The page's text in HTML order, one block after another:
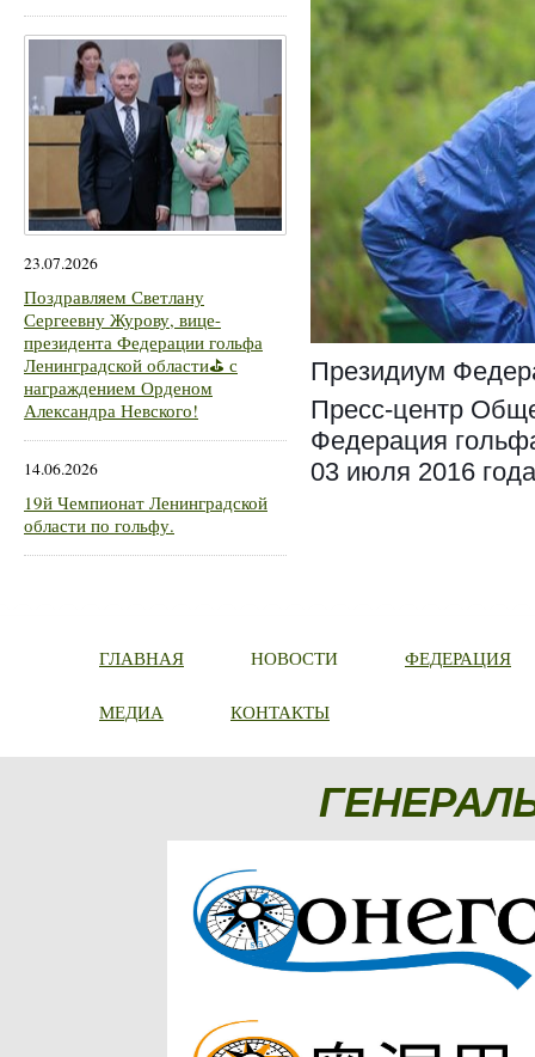
23.07.2026
Поздравляем Светлану
Сергеевну Журову, вице-
президента Федерации гольфа
Ленинградской области⛳ с
награждением Орденом
Александра Невского!
14.06.2026
19й Чемпионат Ленинградской
области по гольфу.
Президиум
Пресс-центр
Федерация
03 июля 2016 года
ГЛАВНАЯ НОВОСТИ ФЕДЕРАЦИЯ
МЕДИА КОНТАКТЫ